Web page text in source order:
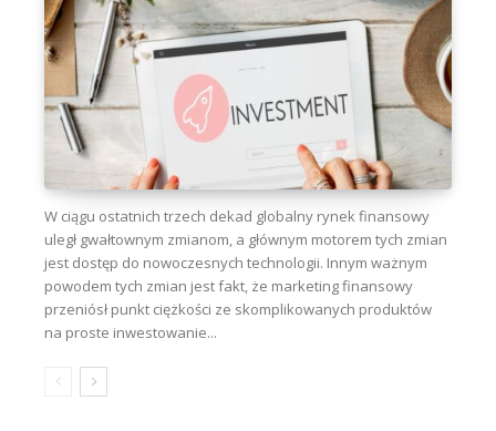
W ciągu ostatnich trzech dekad globalny rynek finansowy
uległ gwałtownym zmianom, a głównym motorem tych zmian
jest dostęp do nowoczesnych technologii. Innym ważnym
powodem tych zmian jest fakt, że marketing finansowy
przeniósł punkt ciężkości ze skomplikowanych produktów
na proste inwestowanie...